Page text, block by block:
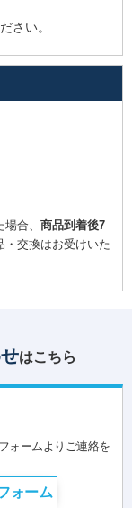
さい。
合、 商品到着後7
・交換はお受けいた
はこちら
ォームよりご連絡を
ォーム